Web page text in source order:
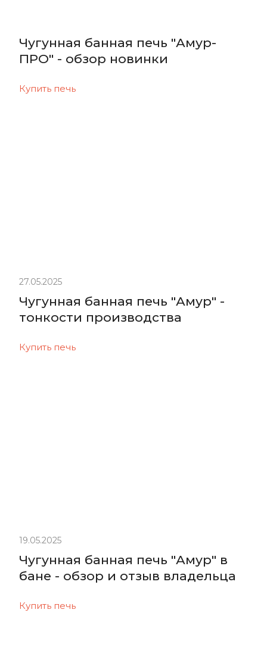
Чугунная банная печь "Амур-
ПРО" - обзор новинки
Купить печь
27.05.2025
Чугунная банная печь "Амур" -
тонкости производства
Купить печь
19.05.2025
Чугунная банная печь "Амур" в
бане - обзор и отзыв владельца
Купить печь